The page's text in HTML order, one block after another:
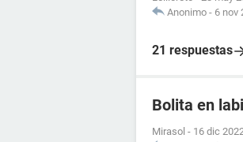
Anonimo - 6 nov
21 respuestas
Bolita en
Mirasol - 16 dic